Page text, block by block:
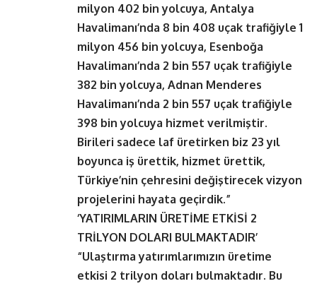
milyon 402 bin yolcuya, Antalya
Havalimanı’nda 8 bin 408 uçak trafiğiyle 1
milyon 456 bin yolcuya, Esenboğa
Havalimanı’nda 2 bin 557 uçak trafiğiyle
382 bin yolcuya, Adnan Menderes
Havalimanı’nda 2 bin 557 uçak trafiğiyle
398 bin yolcuya hizmet verilmiştir.
Birileri sadece laf üretirken biz 23 yıl
boyunca iş ürettik, hizmet ürettik,
Türkiye’nin çehresini değiştirecek vizyon
projelerini hayata geçirdik.”
‘YATIRIMLARIN ÜRETİME ETKİSİ 2
TRİLYON DOLARI BULMAKTADIR’
“Ulaştırma yatırımlarımızın üretime
etkisi 2 trilyon doları bulmaktadır. Bu